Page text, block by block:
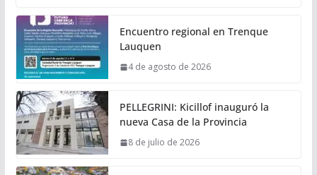
Encuentro regional en Trenque
Lauquen
4 de agosto de 2026
PELLEGRINI: Kicillof inauguró la
nueva Casa de la Provincia
8 de julio de 2026